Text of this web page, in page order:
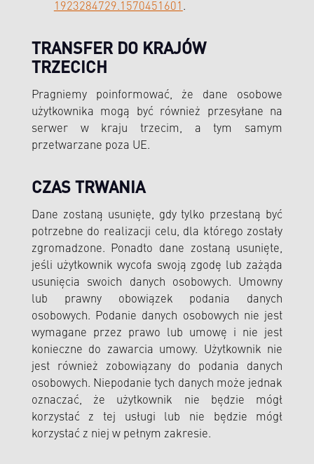
1923284729.1570451601 .
TRANSFER DO KRAJÓW
TRZECICH
Pragniemy poinformować, że dane osobowe
użytkownika mogą być również przesyłane na
serwer w kraju trzecim, a tym samym
przetwarzane poza UE.
CZAS TRWANIA
Dane zostaną usunięte, gdy tylko przestaną być
potrzebne do realizacji celu, dla którego zostały
zgromadzone. Ponadto dane zostaną usunięte,
jeśli użytkownik wycofa swoją zgodę lub zażąda
usunięcia swoich danych osobowych. Umowny
lub prawny obowiązek podania danych
osobowych. Podanie danych osobowych nie jest
wymagane przez prawo lub umowę i nie jest
konieczne do zawarcia umowy. Użytkownik nie
jest również zobowiązany do podania danych
osobowych. Niepodanie tych danych może jednak
oznaczać, że użytkownik nie będzie mógł
korzystać z tej usługi lub nie będzie mógł
korzystać z niej w pełnym zakresie.